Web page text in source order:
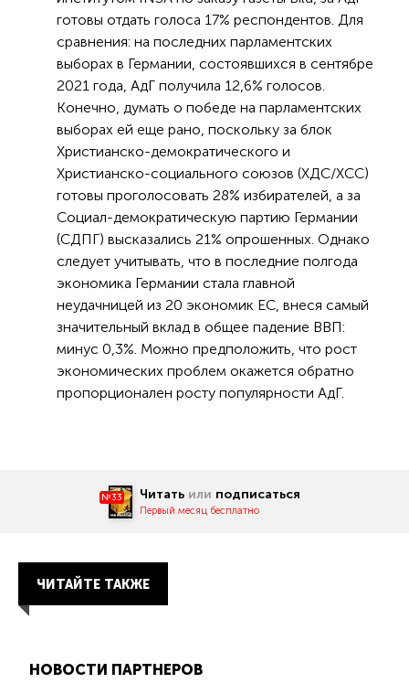
готовы отдать голоса 17% респондентов. Для
сравнения: на последних парламентских
выборах в Германии, состоявшихся в сентябре
2021 года, АдГ получила 12,6% голосов.
Конечно, думать о победе на парламентских
выборах ей еще рано, поскольку за блок
Христианско-демократического и
Христианско-социального союзов (ХДС/ХСС)
готовы проголосовать 28% избирателей, а за
Социал-демократическую партию Германии
(СДПГ) высказались 21% опрошенных. Однако
следует учитывать, что в последние полгода
экономика Германии стала главной
неудачницей из 20 экономик ЕС, внеся самый
значительный вклад в общее падение ВВП:
минус 0,3%. Можно предположить, что рост
экономических проблем окажется обратно
пропорционален росту популярности АдГ.
№33 Читать или подписаться
Первый месяц бесплатно
ЧИТАЙТЕ ТАКЖЕ
НОВОСТИ ПАРТНЕРОВ